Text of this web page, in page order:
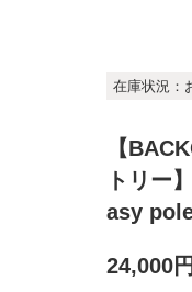
在庫状況：
【
トリー
asy
24,000円